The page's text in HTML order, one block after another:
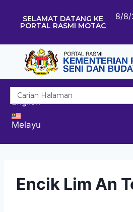
SELAMAT DATANG KE
PORTAL RASMI MOTAC
8/8/
English
Melayu
Encik Lim An